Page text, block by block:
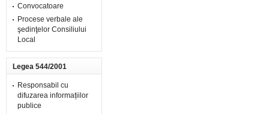
Convocatoare
Procese verbale ale
şedinţelor Consiliului
Local
Legea 544/2001
Responsabil cu
difuzarea informațiilor
publice